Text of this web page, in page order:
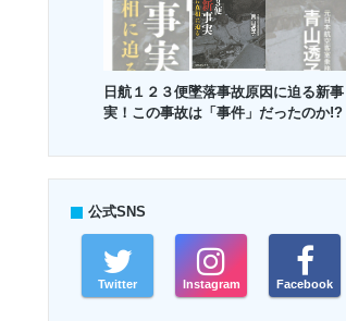
日航１２３便墜落事故原因に迫る新事
実！この事故は「事件」だったのか!?
公式SNS
Twitter Instagram Facebook